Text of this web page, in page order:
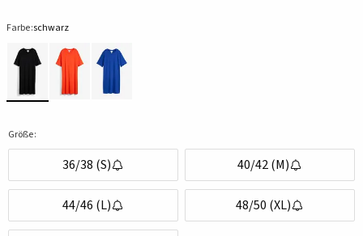
Farbe:schwarz
Größe:
36/38 (S) 40/42 (M)
44/46 (L) 48/50 (XL)